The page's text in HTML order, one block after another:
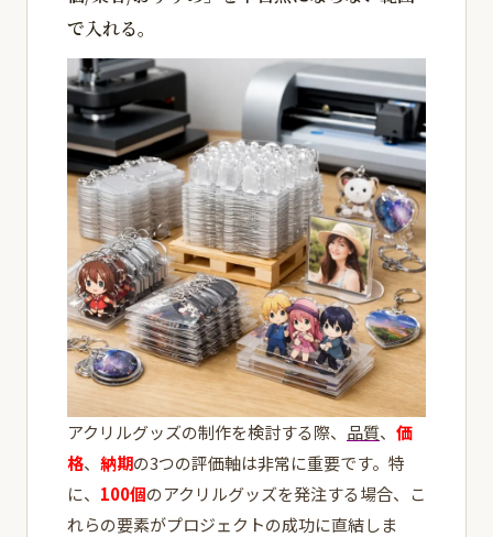
で入れる。
アクリルグッズの制作を検討する際、 品質、 価
格、 納期の3つの評価軸は非常に重要です。特
に、 100個のアクリルグッズを発注する場合、こ
れらの要素がプロジェクトの成功に直結しま